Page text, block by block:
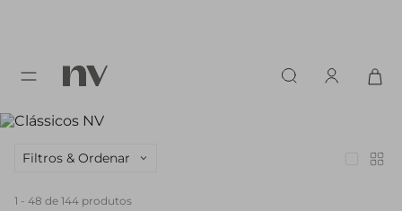
Filtros & Ordenar
1 - 48 de 144 produtos